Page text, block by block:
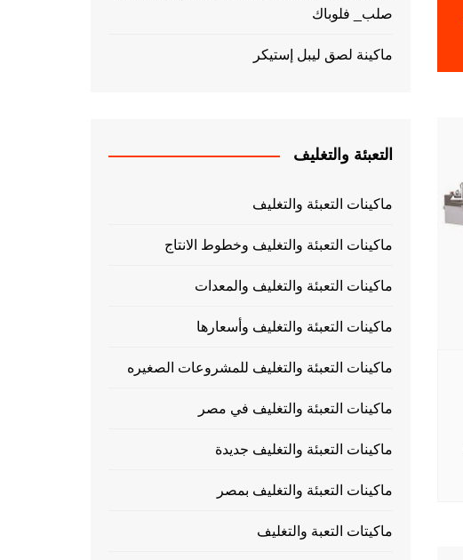
صلب_ فلوباك
ماكينة لصق ليبل إستيكر
التعبئة والتغليف
ماكينات التعبئة والتغليف
ماكينات التعبئة والتغليف وخطوط الانتاج
ماكينات التعبئة والتغليف والمعدات
ماكينات التعبئة والتغليف وأسعارها
ماكينات التعبئة والتغليف للمشروعات الصغيره
ماكينات التعبئة والتغليف في مصر
ماكينات التعبئة والتغليف جديدة
ماكينات التعبئة والتغليف بمصر
ماكيتات التعبة والتغليف